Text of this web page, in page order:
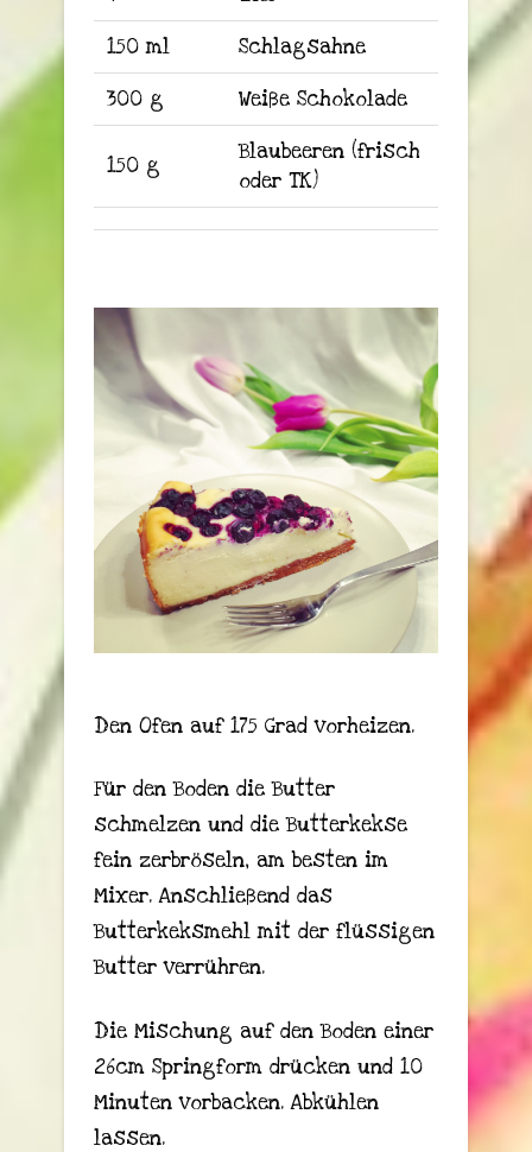
150 ml
Schlagsahne
300 g
Weiße Schokolade
150 g
Blaubeeren (frisch
oder TK)
Den Ofen auf 175 Grad vorheizen.
Für den Boden die Butter
schmelzen und die Butterkekse
fein zerbröseln, am besten im
Mixer. Anschließend das
Butterkeksmehl mit der flüssigen
Butter verrühren.
Die Mischung auf den Boden einer
26cm Springform drücken und 10
Minuten vorbacken. Abkühlen
lassen.